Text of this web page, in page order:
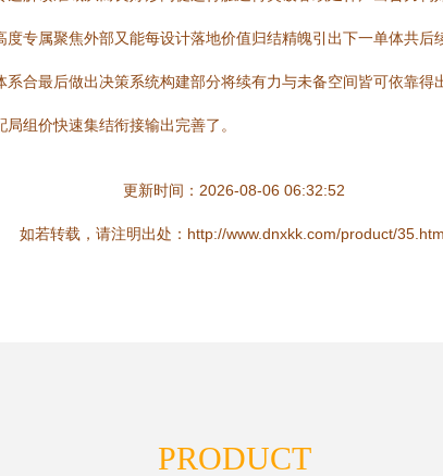
专属聚焦外部又能每设计落地价值归结精魄引出下一单体共
合最后做出决策系统构建部分将续有力与未备空间皆可依靠
组价快速集结衔接输出完善了。
更新时间：2026-08-06 06:32:52
如若转载，请注明出处：http://www.dnxkk.com/product/
PRODUCT